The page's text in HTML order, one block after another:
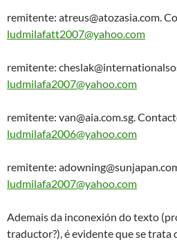
remitente: atreus@atozasia.com.
ludmilafatt2007@yahoo.com
remitente:
ludmilafa2007@yahoo.com
remitente: van@aia.com.sg.
ludmilafa2006@yahoo.com
remitente:
ludmilafa2007@yahoo.com
Ademais da inconexión do texto
traductor?), é evidente que se trata